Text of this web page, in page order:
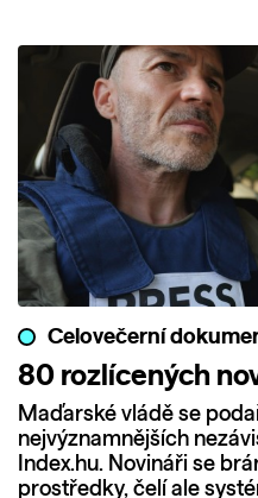
Celovečerní
80 rozlícených
Maďarské vládě se
nejvýznamnějších
Index.hu. Novináři se
prostředky, čelí ale